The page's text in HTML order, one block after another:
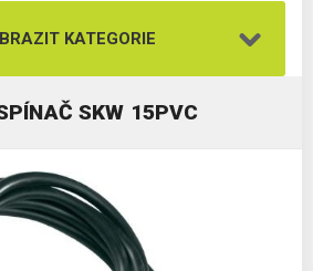
KATEGORIE
SKW 15PVC